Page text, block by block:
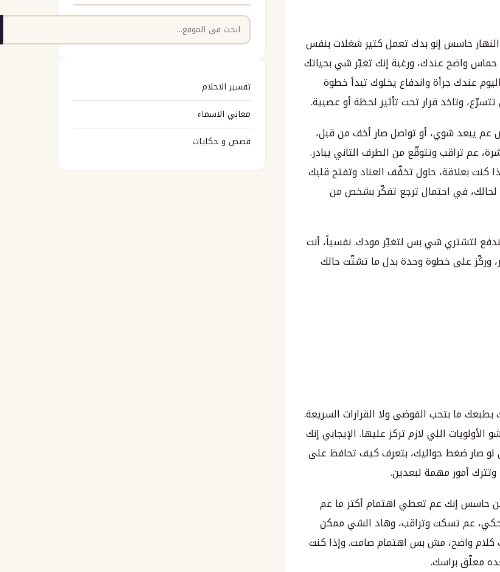
حاسس إنو بدك تعمل كتير شغلات بنفس
واضح عندك، ورغبة إنك تغيّر شي بحياتك
عندك جرأة واندفاع يخلوك تبدأ خطوة
وتاخد قرار تحت تأثير لحظة أو عصبية.
يبعد شوي، أو تواصل صار أخف من قبل،
عم تراقب وتتوقّع من الطرف التاني يبادر.
كنت بعلاقة، حاول تخفّف العناد وتفتح قلبك
لحالك، في احتمال ترجع تفكّر بشخص من
لتشتري شي بس لتغيّر مودك. نفسياً، أنت
وركّز على خطوة وحدة بدل ما تشتّت حالك
ما بتحب الفوضى ولا القرارات السريعة.
اللي لازم تركز عليها. الإيجابي إنك
لو صار ضغط حواليك، بتعرف كيف تحافظ على
أمور مهمة لبعدين.
حاسس إنك عم تعطي اهتمام أكتر ما عم
عم تسكت وتراقب، وهاد الشي ممكن
كلام واضح، مش بس اهتمام صامت. وإذا كنت
معلّق براسك.
البحث
تفسير الاحلام
معاني الاسماء
قصص و حكايات